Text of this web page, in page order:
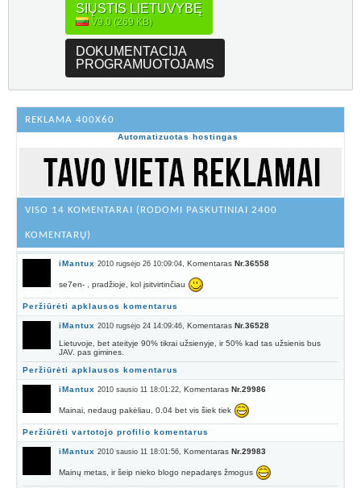
SIŲSTIS LIETUVYBĘ
V9.0 (269 KB)
DOKUMENTACIJA
PROGRAMUOTOJAMS
REKLAMA 400X60
Automatizuotas hostingas
VISO 14 KOMENTARAI (RODOMI PASKUTINIAI 2400
KOMENTARŲ)
iMantux 2010 rugsėjo 26 10:09:04, Komentaras Nr.36558
se7en- , pradžioje, kol įsitvirtinčiau
Peržiūrėti apklausos komentarus
iMantux 2010 rugsėjo 24 14:09:46, Komentaras Nr.36528
Lietuvoje, bet ateityje 90% tikrai užsienyje, ir 50% kad tas užsienis bus
JAV. pas gimines.
Peržiūrėti apklausos komentarus
iMantux 2010 sausio 11 18:01:22, Komentaras Nr.29986
Mainai, nedaug pakėliau, 0.04 bet vis šiek tiek
Peržiūrėti vartotojo profilio komentarus
iMantux 2010 sausio 11 18:01:56, Komentaras Nr.29983
Mainų metas, ir šeip nieko blogo nepadaręs žmogus